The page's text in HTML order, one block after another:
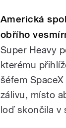
Americká
obřího
Super Heavy
kterému
šéfem
zálivu, místo
loď skončila v